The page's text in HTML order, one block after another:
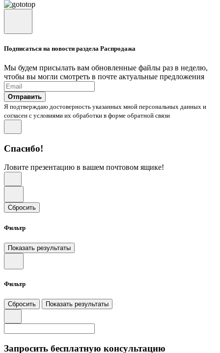
Подписаться на новости раздела Распродажа
Мы будем присылать вам обновленные файлы раз в неделю,
чтобы вы могли смотреть в почте актуальные предложения
Отправить
Я подтверждаю достоверность указанных мной персональных данных и
согласен с условиями их обработки в форме обратной связи
Спасибо!
Ловите презентацию в вашем почтовом ящике!
Сбросить
Фильтр
Показать результаты
Фильтр
Сбросить Показать результаты
Запросить бесплатную консультацию